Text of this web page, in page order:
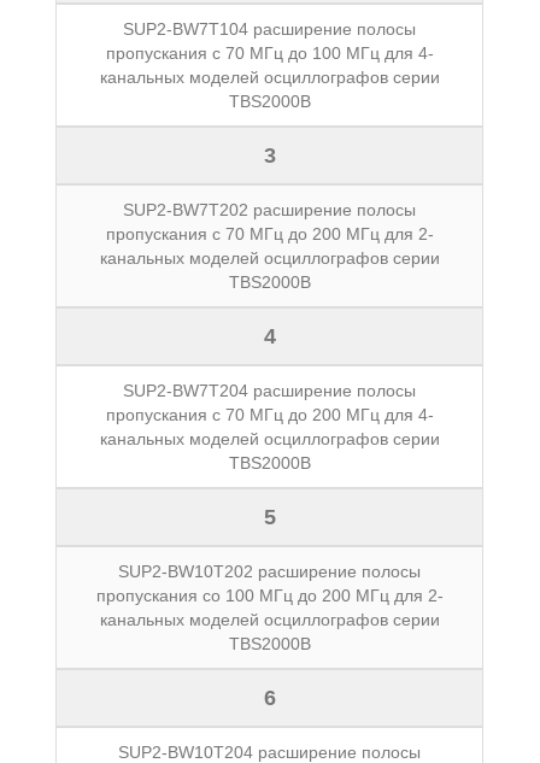
SUP2-BW7T104 расширение полосы
пропускания с 70 МГц до 100 МГц для 4-
канальных моделей осциллографов серии
TBS2000B
3
SUP2-BW7T202 расширение полосы
пропускания с 70 МГц до 200 МГц для 2-
канальных моделей осциллографов серии
TBS2000B
4
SUP2-BW7T204 расширение полосы
пропускания с 70 МГц до 200 МГц для 4-
канальных моделей осциллографов серии
TBS2000B
5
SUP2-BW10T202 расширение полосы
пропускания со 100 МГц до 200 МГц для 2-
канальных моделей осциллографов серии
TBS2000B
6
SUP2-BW10T204 расширение полосы